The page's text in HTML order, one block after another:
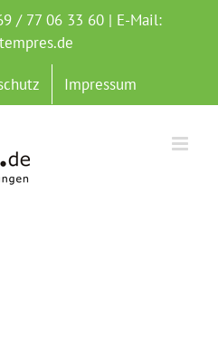
/ 77 06 33 60 | E-Mail:
Impressum